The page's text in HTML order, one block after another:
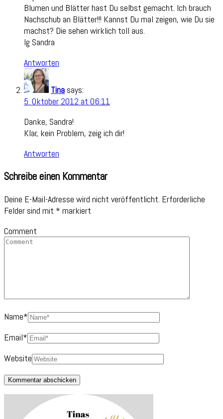
Blumen und Blätter hast Du selbst gemacht. Ich brauch
Nachschub an Blätter!!! Kannst Du mal zeigen, wie Du sie
machst? Die sehen wirklich toll aus.
lg Sandra
Antworten
Tina says:
5. Oktober 2012 at 06:11
Danke, Sandra!
Klar, kein Problem, zeig ich dir!
Antworten
Schreibe einen Kommentar
Deine E-Mail-Adresse wird nicht veröffentlicht. Erforderliche
Felder sind mit * markiert
Comment
Name*
Email*
Website